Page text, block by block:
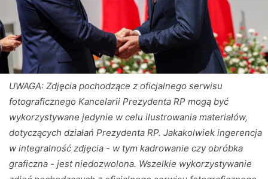
UWAGA: Zdjęcia pochodzące z oficjalnego serwisu
fotograficznego Kancelarii Prezydenta RP mogą być
wykorzystywane jedynie w celu ilustrowania materiałów,
dotyczących działań Prezydenta RP. Jakakolwiek ingerencja
w integralność zdjęcia - w tym kadrowanie czy obróbka
graficzna - jest niedozwolona. Wszelkie wykorzystywanie